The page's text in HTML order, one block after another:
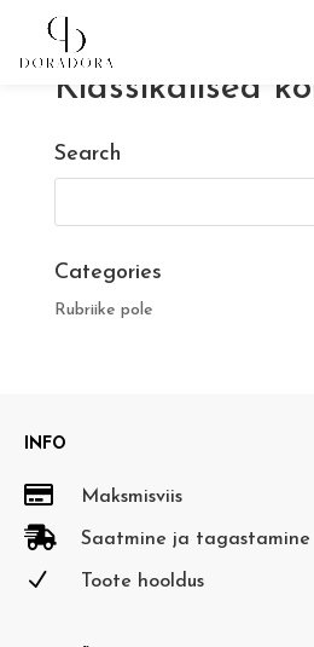
Klassikalised
Search
Categories
Rubriike pole
INFO
 Maksmisviis
 Saatmine ja tagastamine
N Toote hooldus